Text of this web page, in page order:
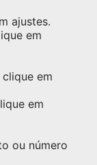
ajustes.
em
em
em
ou número